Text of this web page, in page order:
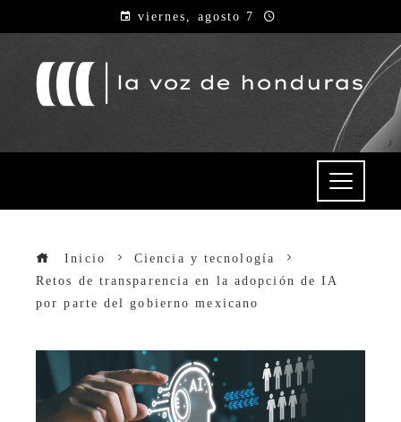
viernes, agosto 7
Inicio
Ciencia y tecnología
Retos de transparencia en la adopción de IA
por parte del gobierno mexicano